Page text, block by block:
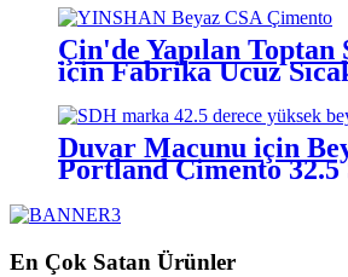
Çin'de Yapılan Toptan
için Fabrika Ucuz
Profesyonel Yüksek
Beyaz Çimento
Duvar Macunu için
Portland Çimento 32.5
En Çok Satan Ürünler